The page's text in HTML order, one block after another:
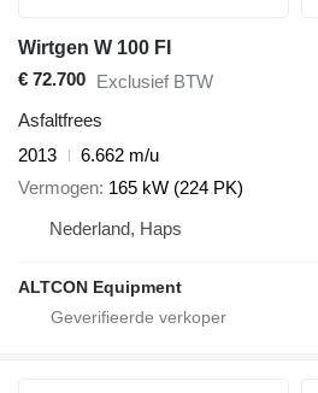
Wirtgen W 100 FI
€ 72.700 Exclusief BTW
Asfaltfrees
2013
6.662 m/u
Vermogen 165 kW (224 PK)
Nederland, Haps
ALTCON Equipment